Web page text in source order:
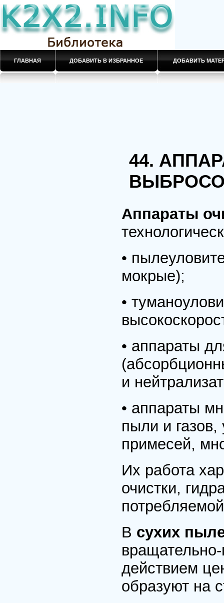
ГЛАВНАЯ ДОБАВИТЬ В ИЗБРАННОЕ ДОБАВИТЬ
44.
Аппараты
•
мокрые);
•
• аппараты
и
• аппараты
пыли и
примесей,
Их работа
очистки,
В сухих
действием
образуют на